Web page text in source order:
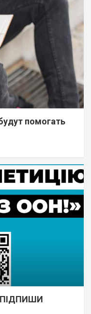
помогать
ПІДПИШИ